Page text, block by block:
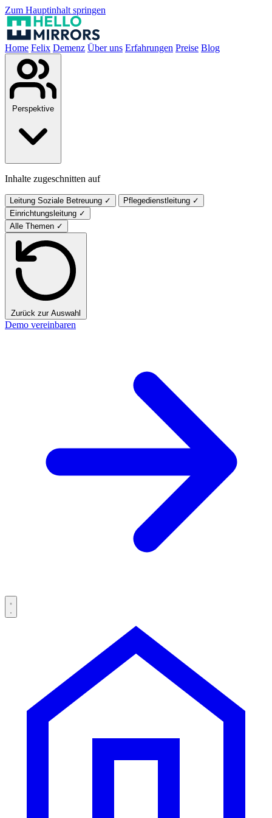
Zum Hauptinhalt springen
Home Felix Demenz Über uns Erfahrungen Preise Blog
Perspektive
Inhalte zugeschnitten auf
Leitung Soziale Betreuung ✓ Pflegedienstleitung ✓
Einrichtungsleitung ✓
Alle Themen ✓
Zurück zur Auswahl
Demo vereinbaren